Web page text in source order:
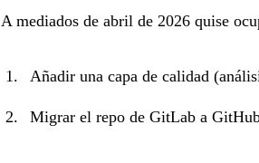
A mediados de abril de 2026 quise
Añadir una capa de calidad
Migrar el repo de GitLab a